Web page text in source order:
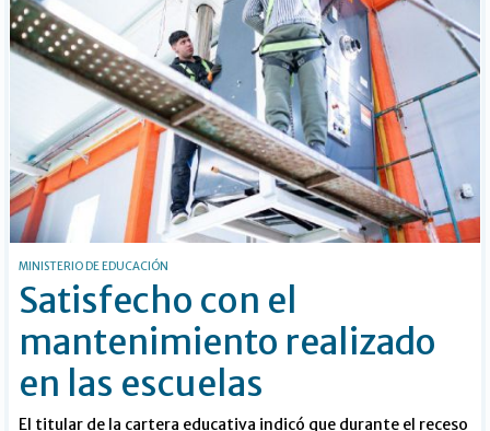
MINISTERIO DE EDUCACIÓN
Satisfecho con el
mantenimiento realizado
en las escuelas
El titular de la cartera educativa indicó que durante el receso